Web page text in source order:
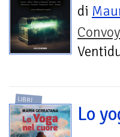
di
Convoy
LIBRI
Lo